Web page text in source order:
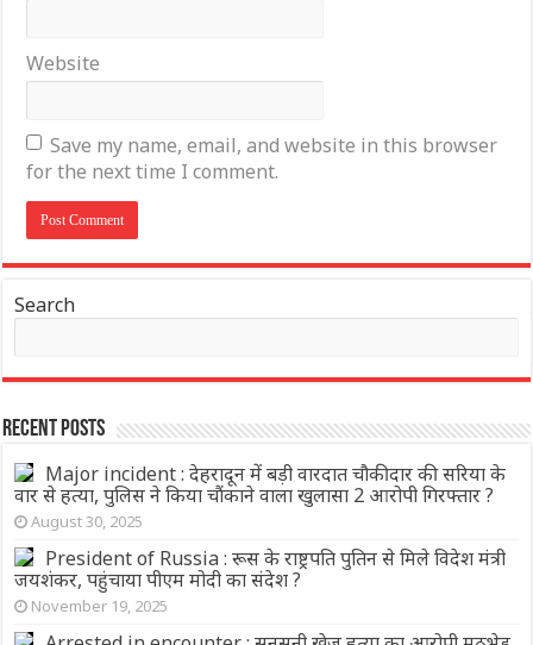
Website
Save my name, email, and website in this browser
for the next time I comment.
Search
Recent Posts
Major incident : देहरादून में बड़ी वारदात चौकीदार की सरिया के
वार से हत्या, पुलिस ने किया चौंकाने वाला खुलासा 2 आरोपी गिरफ्तार ?
August 30, 2025
President of Russia : रूस के राष्ट्रपति पुतिन से मिले विदेश मंत्री
जयशंकर, पहुंचाया पीएम मोदी का संदेश ?
November 19, 2025